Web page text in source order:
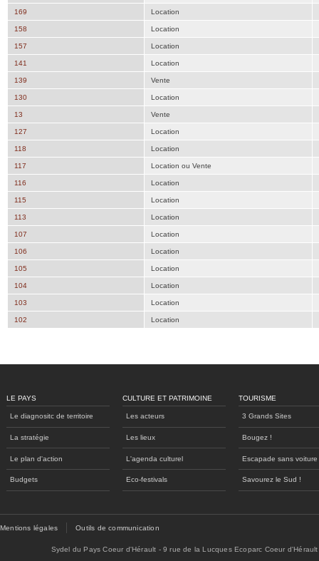
169 Location
158 Location
157 Location
141 Location
139 Vente
130 Location
13 Vente
127 Location
118 Location
117 Location ou Vente
116 Location
115 Location
113 Location
107 Location
106 Location
105 Location
104 Location
103 Location
102 Location
LE PAYS
Le diagnositc de territoire
La stratégie
Le plan d'action
Budgets
CULTURE ET PATRIMOINE
Les acteurs
Les lieux
L'agenda culturel
Eco-festivals
TOURISME
3 Grands Sites
Bougez !
Escapade sans voiture
Savourez le Sud !
Mentions légales Outils de communication
Sydel du Pays Coeur d'Hérault - 9 rue de la Lucques Ecoparc Coeur